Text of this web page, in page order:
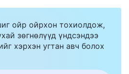
ойр ойрхон тохиолдож,
зөгнөлүүд үндсэндээ
хэрхэн угтан авч болох